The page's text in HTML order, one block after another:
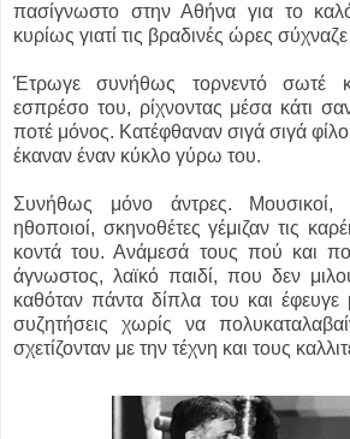
πασίγνωστο στην Αθήνα για το
κυρίως γιατί τις βραδινές ώρες σύχναζε
Έτρωγε συνήθως τορνεντό σωτέ
εσπρέσο του, ρίχνοντας μέσα κάτι
ποτέ μόνος. Κατέφθαναν σιγά σιγά
έκαναν έναν κύκλο γύρω του.
Συνήθως μόνο άντρες. Μουσικοί,
ηθοποιοί, σκηνοθέτες γέμιζαν τις
κοντά του. Ανάμεσά τους πού και
άγνωστος, λαϊκό παιδί, που δεν
καθόταν πάντα δίπλα του και έφευγε
συζητήσεις χωρίς να
σχετίζονταν με την τέχνη και τους